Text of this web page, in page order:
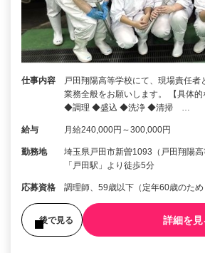
仕事内容
戸田翔陽高等学校にて、現場責任者
業務全般をお願いします。 【具体
◆調理 ◆盛込 ◆洗浄 ◆清掃 …
給与 月給240,000円～300,000円
勤務地
埼玉県戸田市新曽1093（戸田翔陽
「戸田駅」より徒歩5分
応募資格 調理師、59歳以下（定年60歳のた
後で見る 詳細を見